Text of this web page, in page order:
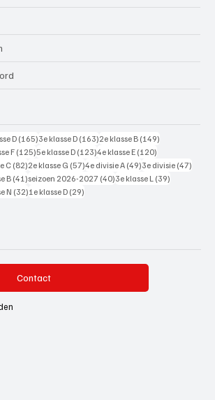
D(165)165 posts
3e klasse D (163)163 posts
2e klasse B (149)
F (125)125 posts
5e klasse D (123)123 posts
4e klasse E (120)
C(82)82 posts
2e klasse G (57)57 posts
4e divisie A (49)49 posts
3e divisie (47)
B (41)41 posts
seizoen 2026-2027 (40)40 posts
3e klasse L (39)
N (32)32 posts
1e klasse D (29)
Contact